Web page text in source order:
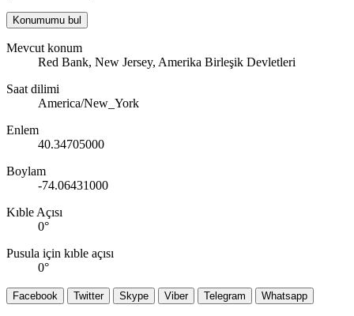
Konumumu bul
Mevcut konum
Red Bank, New Jersey, Amerika Birleşik Devletleri
Saat dilimi
America/New_York
Enlem
40.34705000
Boylam
-74.06431000
Kıble Açısı
0°
Pusula için kıble açısı
0°
Facebook Twitter Skype Viber Telegram Whatsapp